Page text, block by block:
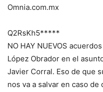
Omnia.com.mx
Q2RsKh5*****
NO HAY NUEVOS
López Obrador en el
Javier Corral. Eso de que
nos va a salvar en caso